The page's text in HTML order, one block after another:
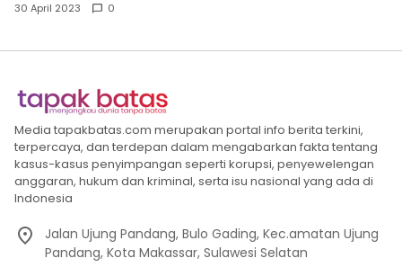
30 April 2023 0
Media tapakbatas.com merupakan portal info berita terkini,
terpercaya, dan terdepan dalam mengabarkan fakta tentang
kasus-kasus penyimpangan seperti korupsi, penyewelengan
anggaran, hukum dan kriminal, serta isu nasional yang ada di
Indonesia
Jalan Ujung Pandang, Bulo Gading, Kec.amatan Ujung
Pandang, Kota Makassar, Sulawesi Selatan